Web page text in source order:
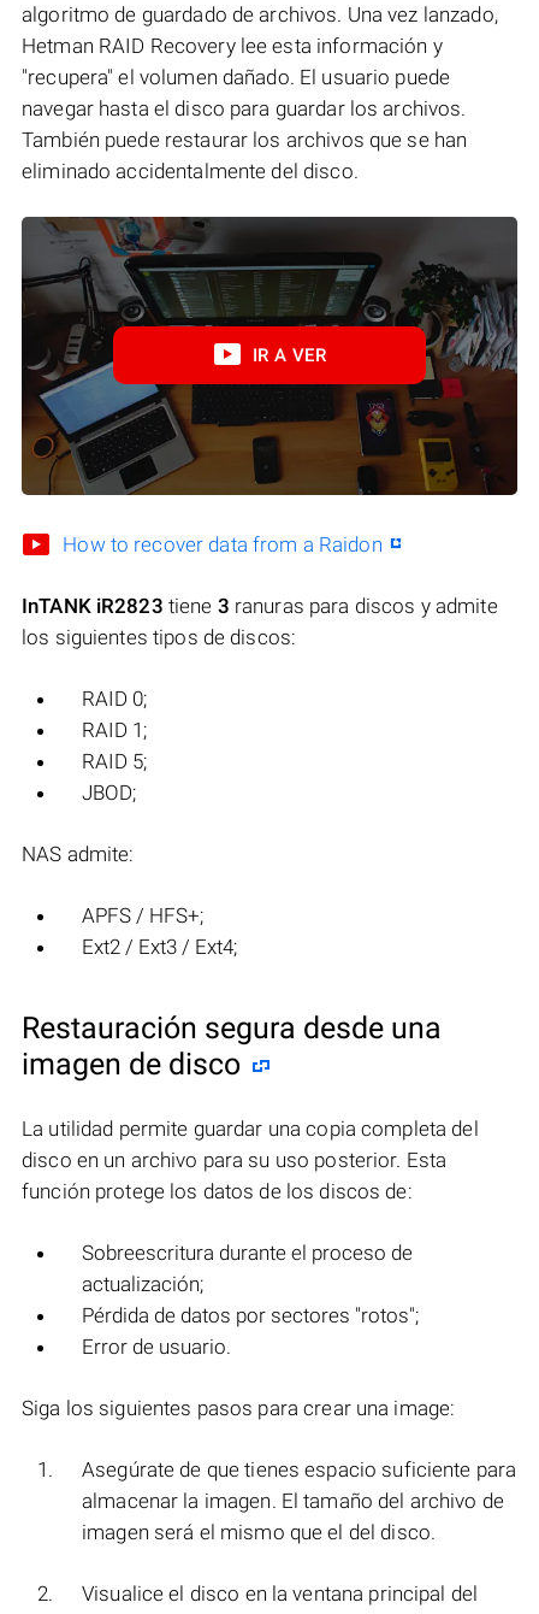
algoritmo de guardado de archivos. Una vez lanzado,
Hetman RAID Recovery lee esta información y
"recupera" el volumen dañado. El usuario puede
navegar hasta el disco para guardar los archivos.
También puede restaurar los archivos que se han
eliminado accidentalmente del disco.
IR A VER
How to recover data from a Raidon
InTANK iR2823 tiene 3 ranuras para discos y admite
los siguientes tipos de discos:
RAID 0;
RAID 1;
RAID 5;
JBOD;
NAS admite:
APFS / HFS+;
Ext2 / Ext3 / Ext4;
Restauración segura desde una
imagen de disco
La utilidad permite guardar una copia completa del
disco en un archivo para su uso posterior. Esta
función protege los datos de los discos de:
Sobreescritura durante el proceso de
actualización;
Pérdida de datos por sectores "rotos";
Error de usuario.
Siga los siguientes pasos para crear una image:
Asegúrate de que tienes espacio suficiente para
almacenar la imagen. El tamaño del archivo de
imagen será el mismo que el del disco.
Visualice el disco en la ventana principal del